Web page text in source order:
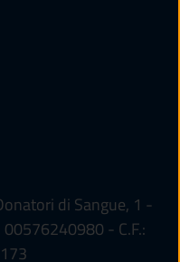
di Sangue, 1 -
- C.F.: